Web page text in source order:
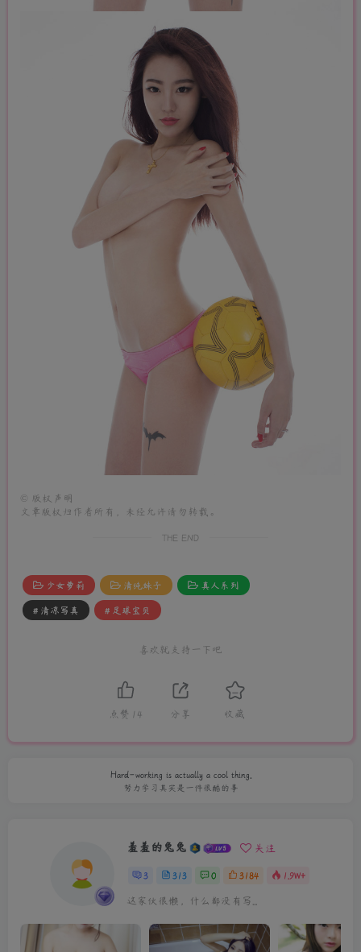
版权声明
文章版权归作者所有，未经允许请勿转载。
THE END
少女萝莉 清纯妹子 真人系列
# 清凉写真 # 足球宝贝
喜欢就支持一下吧
点赞 14 分享 收藏
Hard-working is actually a cool thing.
努力学习其实是一件很酷的事
羞羞的兔兔 关注
3 313 0 3184 1.9W+
这家伙很懒，什么都没有写...